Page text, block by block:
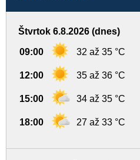
Štvrtok 6.8.2026 (dnes)
09:00 32 až 35 °C
12:00 35 až 36 °C
15:00 34 až 35 °C
18:00 27 až 33 °C